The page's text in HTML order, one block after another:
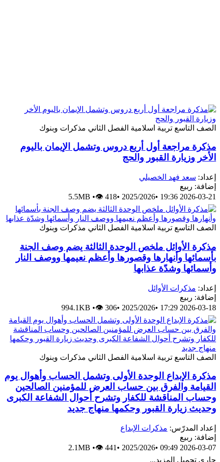
الصف التاسع تربية اسلامية الفصل الثاني مذكرات وبنوك
مذكرة مراجعة أول أربع دروس وتشمل الإيمان باليوم
الأخر وزيارة القبور والحج
إعداد: سعد فهد الخصيلي
إضافة: ربيع
2026-03-21 19:36
•
2025/2026
•
5.5MB •👁 418
الصف التاسع تربية اسلامية الفصل الثاني مذكرات وبنوك
مذكرة الأوائل ملخص الوحدة الثالثة يضم وصف الجنة
بأسمائها وأنهارها وقصورها وأعظم نعيمها ووصف النار
وأسمائها وشدّة عذابها
إعداد: مذكرات الأوائل
إضافة: ربيع
2026-03-18 17:29
•
2025/2026
•
994.1KB •👁 306
الصف التاسع تربية اسلامية الفصل الثاني مذكرات وبنوك
مذكرة الإبداع الوحدة الأولى وتشمل الحساب وأهوال يوم
القيامة والفرق بين حساب العرض للمؤمنين الصالحين
وحساب المناقشة للكفار وتشرح أحوال الشفاعة الكبرى
وحديث زيارة القبور وحكمها منهاج جديد
إعداد المدرّس: مذكرات الإبداع
إضافة: ربيع
2026-03-07 09:49
•
2025/2026
•
2.1MB •👁 441
جاري تحميل المزيد...